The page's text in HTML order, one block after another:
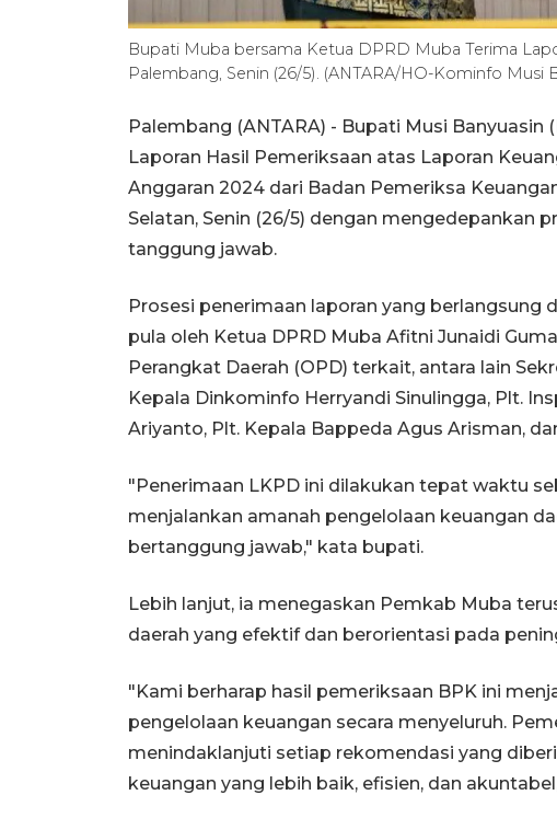
Bupati Muba bersama Ketua DPRD Muba Terima
Palembang, Senin (26/5). (ANTARA/HO-Kominfo Musi
Palembang (ANTARA) - Bupati Musi Banyuasin
Laporan Hasil Pemeriksaan atas Laporan
Anggaran 2024 dari Badan Pemeriksa
Selatan, Senin (26/5) dengan mengedepankan
tanggung jawab.
Prosesi penerimaan laporan yang berlangsung
pula oleh Ketua DPRD Muba Afitni Junaidi
Perangkat Daerah (OPD) terkait, antara lain
Kepala Dinkominfo Herryandi Sinulingga, Plt.
Ariyanto, Plt. Kepala Bappeda Agus Arisman,
"Penerimaan LKPD ini dilakukan tepat waktu
menjalankan amanah pengelolaan keuangan
bertanggung jawab," kata bupati.
Lebih lanjut, ia menegaskan Pemkab Muba
daerah yang efektif dan berorientasi pada
"Kami berharap hasil pemeriksaan BPK ini
pengelolaan keuangan secara menyeluruh.
menindaklanjuti setiap rekomendasi yang
keuangan yang lebih baik, efisien, dan